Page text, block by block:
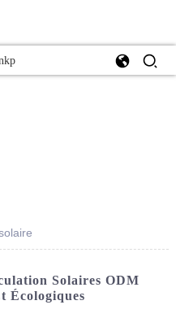
Solaires ODM
Écologiques